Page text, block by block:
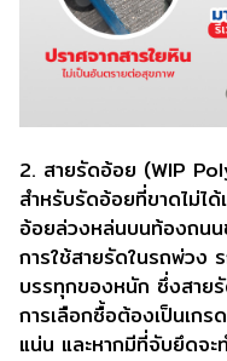
2. สายรัดอ้อย (WIP
สำหรับรัดอ้อยที่ขาดไม่ไ
อ้อยล่วงหล่นบนท้องถนน
การใช้สายรัดในรถพ่วง
บรรทุกของหนัก ซึ่งสาย
การเลือกซื้อต้องเป็นเก
แน่น และหากมีที่จับยึดจะ